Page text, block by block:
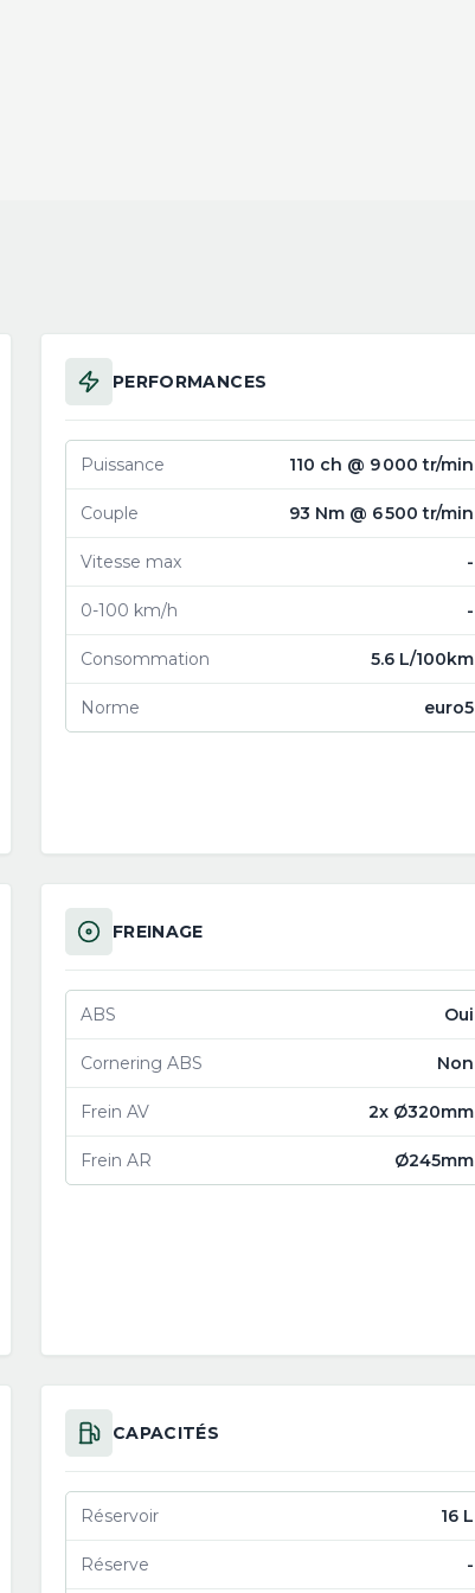
PERFORMANCES
Puissance 110 ch @ 9 000 tr/min
Couple 93 Nm @ 6 500 tr/min
Vitesse max -
0-100 km/h -
Consommation 5.6 L/100km
Norme euro5
FREINAGE
ABS Oui
Cornering ABS Non
Frein AV 2x Ø320mm
Frein AR Ø245mm
CAPACITÉS
Réservoir 16 L
Réserve -